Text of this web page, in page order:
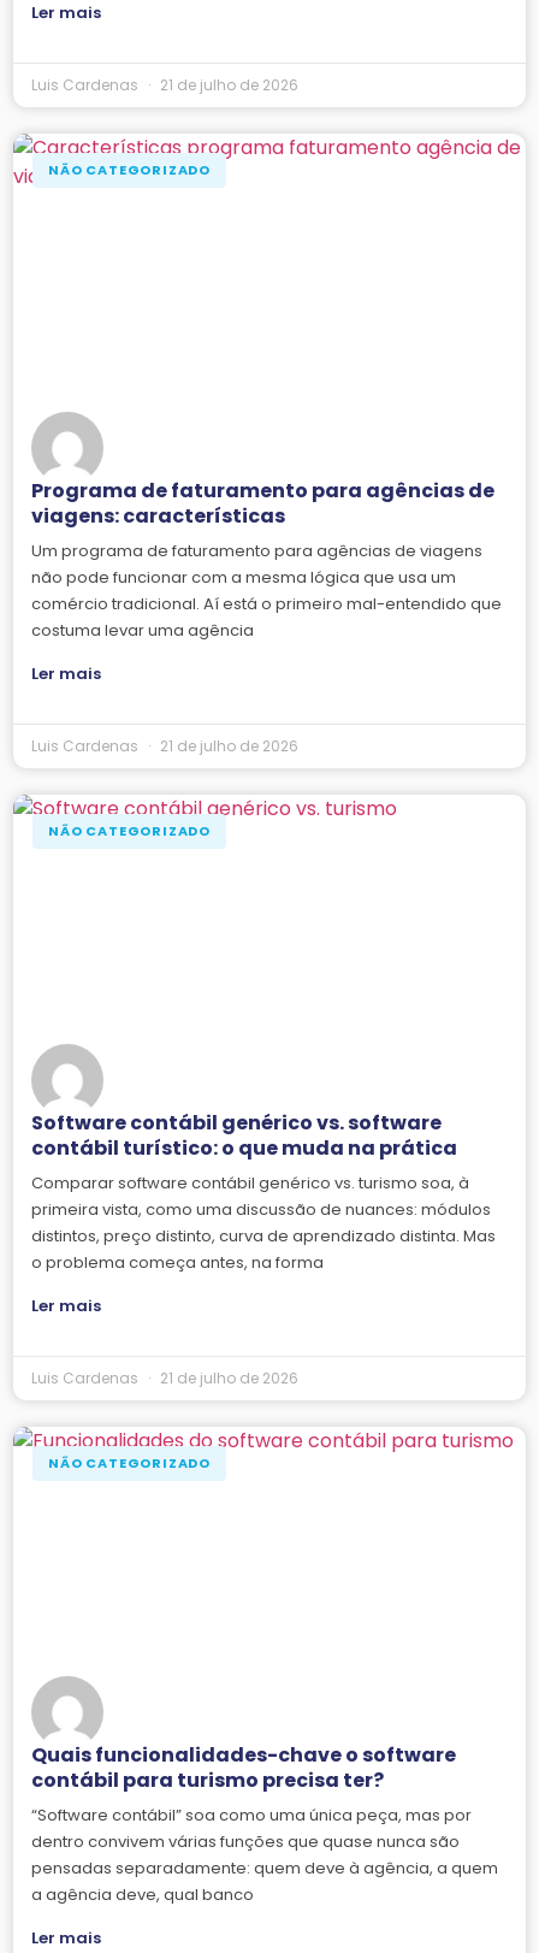
Ler mais
Luis Cardenas 21 de julho de 2026
NÃO CATEGORIZADO
Programa de faturamento para agências de
viagens: características
Um programa de faturamento para agências de viagens
não pode funcionar com a mesma lógica que usa um
comércio tradicional. Aí está o primeiro mal-entendido que
costuma levar uma agência
Ler mais
Luis Cardenas 21 de julho de 2026
NÃO CATEGORIZADO
Software contábil genérico vs. software
contábil turístico: o que muda na prática
Comparar software contábil genérico vs. turismo soa, à
primeira vista, como uma discussão de nuances: módulos
distintos, preço distinto, curva de aprendizado distinta. Mas
o problema começa antes, na forma
Ler mais
Luis Cardenas 21 de julho de 2026
NÃO CATEGORIZADO
Quais funcionalidades-chave o software
contábil para turismo precisa ter?
“Software contábil” soa como uma única peça, mas por
dentro convivem várias funções que quase nunca são
pensadas separadamente: quem deve à agência, a quem
a agência deve, qual banco
Ler mais